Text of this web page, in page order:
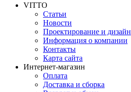
VITTO
Статьи
Новости
Проектирование и дизайн
Информация о компании
Контакты
Карта сайта
Интернет-магазин
Оплата
Доставка и сборка